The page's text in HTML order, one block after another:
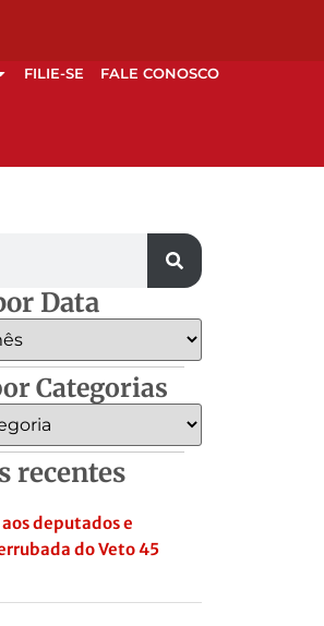
FILIE-SE FALE CONOSCO
Data
Categorias
recentes
deputados e
do Veto 45